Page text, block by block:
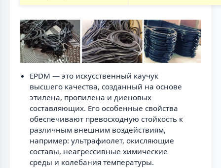
EPDM — это искусственный каучук
высшего качества, созданный на основе
этилена, пропилена и диеновых
составляющих. Его особенные свойства
обеспечивают превосходную стойкость к
различным внешним воздействиям,
например: ультрафиолет, окисляющие
составы, неагрессивные химические
среды и колебания температуры.